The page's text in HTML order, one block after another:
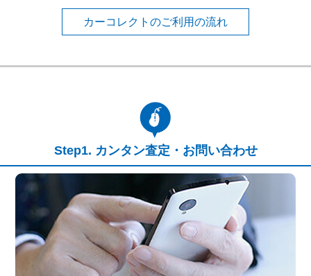
カーコレクトのご利用の流れ
カンタン査定・お問い合わせ